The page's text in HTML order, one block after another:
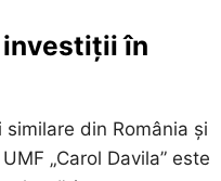
investiții în
din România și
„Carol Davila” este